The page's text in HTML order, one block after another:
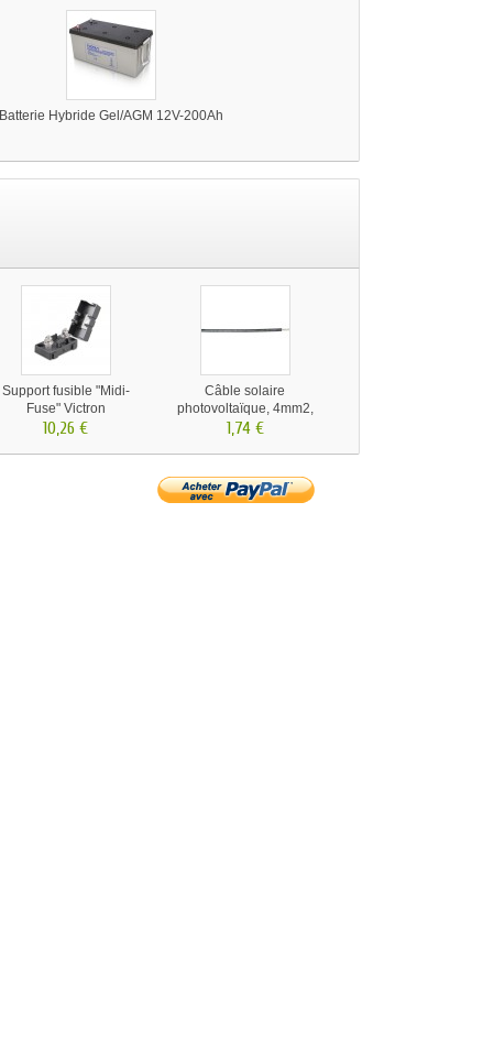
Batterie Hybride Gel/AGM 12V-200Ah
Support fusible "Midi-
Fuse" Victron
10,26 €
Câble solaire
photovoltaïque, 4mm2,
résistant aux UV &
1,74 €